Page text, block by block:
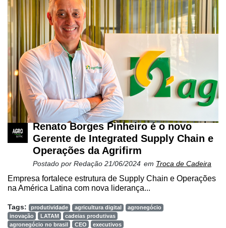
Renato Borges Pinheiro é o novo
Gerente de Integrated Supply Chain e
Operações da Agrifirm
Postado por Redação 21/06/2024 em Troca de Cadeira
Empresa fortalece estrutura de Supply Chain e Operações
na América Latina com nova liderança...
Tags: produtividade agricultura digital
agronegócio
inovação
LATAM
cadeias produtivas
agronegócio no brasil
CEO
executivos